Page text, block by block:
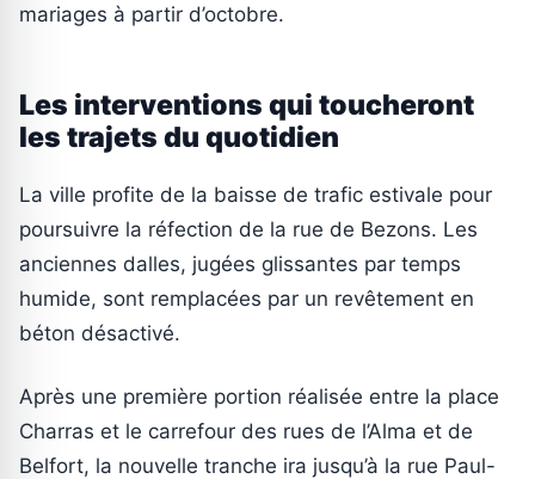
mariages à partir d’octobre.
Les interventions qui toucheront
les trajets du quotidien
La ville profite de la baisse de trafic estivale pour
poursuivre la réfection de la rue de Bezons. Les
anciennes dalles, jugées glissantes par temps
humide, sont remplacées par un revêtement en
béton désactivé.
Après une première portion réalisée entre la place
Charras et le carrefour des rues de l’Alma et de
Belfort, la nouvelle tranche ira jusqu’à la rue Paul-